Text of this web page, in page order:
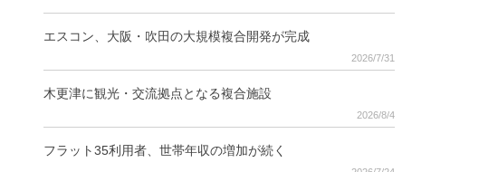
エスコン、大阪・吹田の大規模複合開発が完成
2026/7/31
木更津に観光・交流拠点となる複合施設
2026/8/4
フラット35利用者、世帯年収の増加が続く